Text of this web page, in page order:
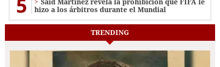
hizo a los árbitros durante el Mundial
TRENDING